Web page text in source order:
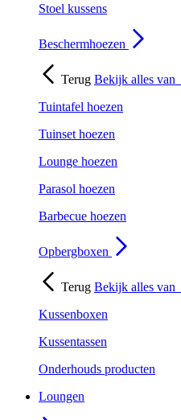
Stoel kussens
Beschermhoezen
Terug Bekijk alles van
Tuintafel hoezen
Tuinset hoezen
Lounge hoezen
Parasol hoezen
Barbecue hoezen
Opbergboxen
Terug Bekijk alles van
Kussenboxen
Kussentassen
Onderhouds producten
Loungen